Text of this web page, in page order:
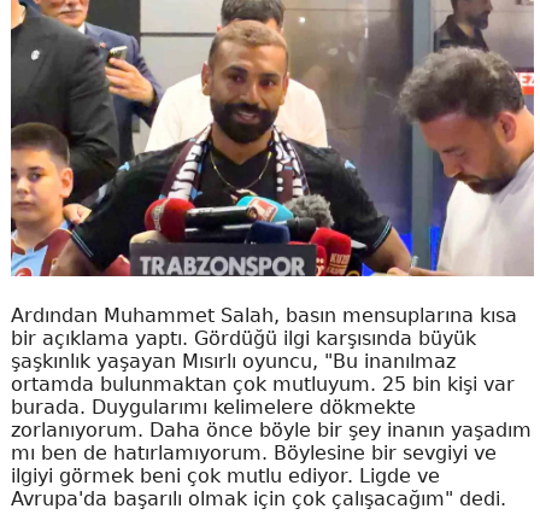
Ardından Muhammet Salah, basın mensuplarına kısa
bir açıklama yaptı. Gördüğü ilgi karşısında büyük
şaşkınlık yaşayan Mısırlı oyuncu, "Bu inanılmaz
ortamda bulunmaktan çok mutluyum. 25 bin kişi var
burada. Duygularımı kelimelere dökmekte
zorlanıyorum. Daha önce böyle bir şey inanın yaşadım
mı ben de hatırlamıyorum. Böylesine bir sevgiyi ve
ilgiyi görmek beni çok mutlu ediyor. Ligde ve
Avrupa'da başarılı olmak için çok çalışacağım" dedi.